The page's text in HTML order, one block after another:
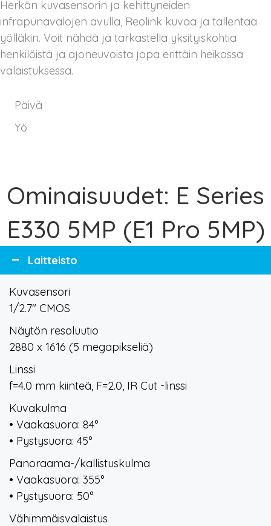
Herkän kuvasensorin ja kehittyneiden
infrapunavalojen avulla, Reolink kuvaa ja tallentaa
yölläkin. Voit nähdä ja tarkastella yksityiskohtia
henkilöistä ja ajoneuvoista jopa erittäin heikossa
valaistuksessa.
Päivä
Yö
Ominaisuudet: E Series
E330 5MP (E1 Pro 5MP)
Laitteisto
Kuvasensori
1/2.7" CMOS
Näytön resoluutio
2880 x 1616 (5 megapikseliä)
Linssi
f=4.0 mm kiinteä, F=2.0, IR Cut -linssi
Kuvakulma
• Vaakasuora: 84°
• Pystysuora: 45°
Panoraama-/kallistuskulma
• Vaakasuora: 355°
• Pystysuora: 50°
Vähimmäisvalaistus